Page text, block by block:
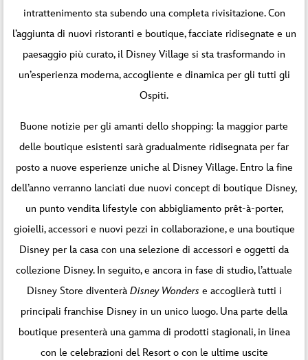
intrattenimento sta subendo una completa rivisitazione. Con
l’aggiunta di nuovi ristoranti e boutique, facciate ridisegnate e un
paesaggio più curato, il Disney Village si sta trasformando in
un’esperienza moderna, accogliente e dinamica per gli tutti gli
Ospiti.
Buone notizie per gli amanti dello shopping: la maggior parte
delle boutique esistenti sarà gradualmente ridisegnata per far
posto a nuove esperienze uniche al Disney Village. Entro la fine
dell’anno verranno lanciati due nuovi concept di boutique Disney,
un punto vendita lifestyle con abbigliamento prêt-à-porter,
gioielli, accessori e nuovi pezzi in collaborazione, e una boutique
Disney per la casa con una selezione di accessori e oggetti da
collezione Disney. In seguito, e ancora in fase di studio, l’attuale
Disney Store diventerà Disney Wonders e accoglierà tutti i
principali franchise Disney in un unico luogo. Una parte della
boutique presenterà una gamma di prodotti stagionali, in linea
con le celebrazioni del Resort o con le ultime uscite